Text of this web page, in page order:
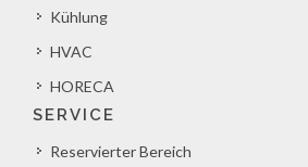
Kühlung
HVAC
HORECA
SERVICE
Reservierter Bereich